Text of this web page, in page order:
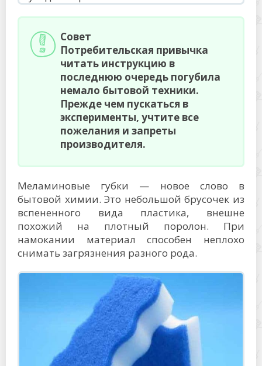
Совет
Потребительская привычка
читать инструкцию в
последнюю очередь погубила
немало бытовой техники.
Прежде чем пускаться в
эксперименты, учтите все
пожелания и запреты
производителя.
Меламиновые губки — новое слово в
бытовой химии. Это небольшой брусочек из
вспененного вида пластика, внешне
похожий на плотный поролон. При
намокании материал способен неплохо
снимать загрязнения разного рода.